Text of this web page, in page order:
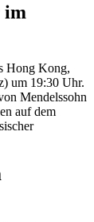
im
Hong Kong,
um 19:30 Uhr.
Mendelssohn
auf dem